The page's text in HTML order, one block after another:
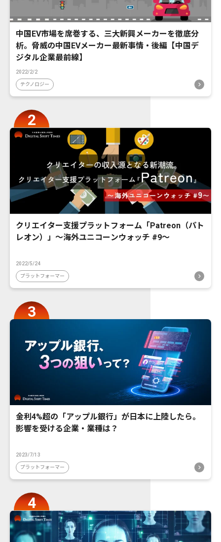
中国EV市場を席巻する、三大新興メーカーを徹底分
析。脅威の中国EVメーカー最新事情・後編【中国デ
ジタル企業最前線】
2022/2/2
テクノロジー
クリエイター支援プラットフォーム「Patreon（パト
レオン）」〜海外ユニコーンウォッチ #9〜
2022/5/24
プラットフォーマー
金利4%超の「アップル銀行」が日本に上陸したら。
影響を受ける企業・業種は？
2023/7/13
プラットフォーマー